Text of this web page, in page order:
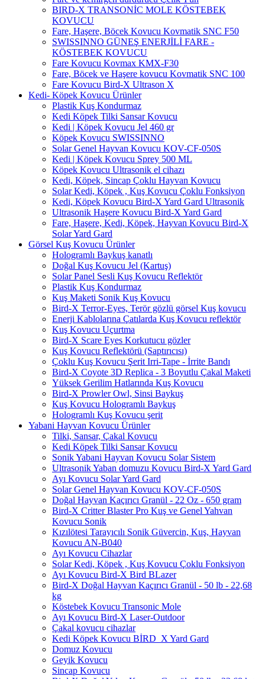
BIRD-X TRANSONİC MOLE KÖSTEBEK
KOVUCU
Fare, Haşere, Böcek Kovucu Kovmatik SNC F50
SWISSINNO GÜNEŞ ENERJİLİ FARE -
KÖSTEBEK KOVUCU
Fare Kovucu Kovmax KMX-F30
Fare, Böcek ve Haşere kovucu Kovmatik SNC 100
Fare Kovucu Bird-X Ultrason X
Kedi- Köpek Kovucu Ürünler
Plastik Kuş Kondurmaz
Kedi Köpek Tilki Sansar Kovucu
Kedi | Köpek Kovucu Jel 460 gr
Köpek Kovucu SWISSINNO
Solar Genel Hayvan Kovucu KOV-CF-050S
Kedi | Köpek Kovucu Sprey 500 ML
Köpek Kovucu Ultrasonik el cihazı
Kedi, Köpek, Sincap Çoklu Hayvan Kovucu
Solar Kedi, Köpek , Kuş Kovucu Çoklu Fonksiyon
Kedi, Köpek Kovucu Bird-X Yard Gard Ultrasonik
Ultrasonik Haşere Kovucu Bird-X Yard Gard
Fare, Haşere, Kedi, Köpek, Hayvan Kovucu Bird-X
Solar Yard Gard
Görsel Kuş Kovucu Ürünler
Hologramlı Baykuş kanatlı
Doğal Kuş Kovucu Jel (Kartuş)
Solar Panel Sesli Kuş Kovucu Reflektör
Plastik Kuş Kondurmaz
Kuş Maketi Sonik Kuş Kovucu
Bird-X Terror-Eyes, Terör gözlü görsel Kuş kovucu
Enerji Kablolarına Çatılarda Kuş Kovucu reflektör
Kuş Kovucu Uçurtma
Bird-X Scare Eyes Korkutucu gözler
Kuş Kovucu Reflektörü (Saptırıcısı)
Çoklu Kuş Kovucu Şerit Irri-Tape - İrrite Bandı
Bird-X Coyote 3D Replica - 3 Boyutlu Çakal Maketi
Yüksek Gerilim Hatlarında Kuş Kovucu
Bird-X Prowler Owl, Sinsi Baykuş
Kuş Kovucu Hologramlı Baykuş
Hologramlı Kuş Kovucu şerit
Yabani Hayvan Kovucu Ürünler
Tilki, Sansar, Çakal Kovucu
Kedi Köpek Tilki Sansar Kovucu
Sonik Yabani Hayvan Kovucu Solar Sistem
Ultrasonik Yaban domuzu Kovucu Bird-X Yard Gard
Ayı Kovucu Solar Yard Gard
Solar Genel Hayvan Kovucu KOV-CF-050S
Doğal Hayvan Kaçırıcı Granül - 22 Oz - 650 gram
Bird-X Critter Blaster Pro Kuş ve Genel Yahvan
Kovucu Sonik
Kızılötesi Tarayıcılı Sonik Güvercin, Kuş, Hayvan
Kovucu AN-B040
Ayı Kovucu Cihazlar
Solar Kedi, Köpek , Kuş Kovucu Çoklu Fonksiyon
Ayı Kovucu Bird-X Bird BLazer
Bird-X Doğal Hayvan Kaçırıcı Granül - 50 lb - 22,68
kg
Köstebek Kovucu Transonic Mole
Ayı Kovucu Bird-X Laser-Outdoor
Çakal kovucu cihazlar
Kedi Köpek Kovucu BİRD_X Yard Gard
Domuz Kovucu
Geyik Kovucu
Sincap Kovucu